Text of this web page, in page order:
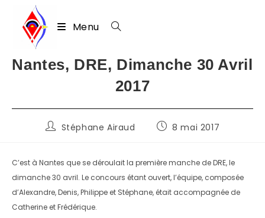
Skip
Menu
Nantes, DRE, Dimanche 30 Avril
2017
Auteur/autrice
publication :
Stéphane Airaud
Publication
8 mai 2017
C’est à Nantes que se déroulait la première manche de DRE, le
dimanche 30 avril. Le concours étant ouvert, l’équipe, composée
d’Alexandre, Denis, Philippe et Stéphane, était accompagnée de
Catherine et Frédérique.